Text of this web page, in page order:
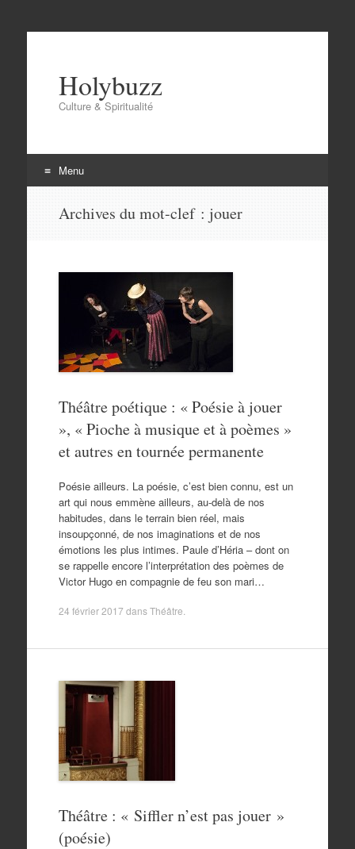
Holybuzz
Culture & Spiritualité
Menu
Archives du mot-clef : jouer
Théâtre poétique : « Poésie à jouer
», « Pioche à musique et à poèmes »
et autres en tournée permanente
Poésie ailleurs. La poésie, c’est bien connu, est un
art qui nous emmène ailleurs, au-delà de nos
habitudes, dans le terrain bien réel, mais
insoupçonné, de nos imaginations et de nos
émotions les plus intimes. Paule d’Héria – dont on
se rappelle encore l’interprétation des poèmes de
Victor Hugo en compagnie de feu son mari…
24 février 2017 dansThéâtre
Théâtre : « Siffler n’est pas jouer »
(poésie)